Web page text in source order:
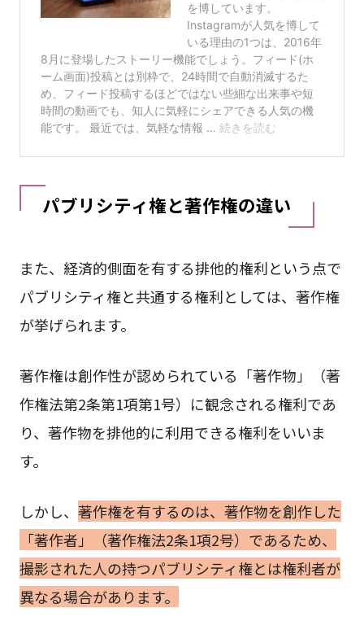
パブリシティ権と著作権の違い
また、経済的側面を有する排他的権利という点で
パブリシティ権と共通する権利としては、著作権
が挙げられます。
著作権は創作性が認められている「著作物」（著
作権法第2条第1項第1号）に観念される権利であ
り、著作物を排他的に利用できる権利をいいま
す。
しかし、 著作権を有するのは、著作物を創作した
「著作者」（著作権法2条1項2号）であるため、
撮影された人の持つパブリシティ権とは権利者が
異なる場合があります。